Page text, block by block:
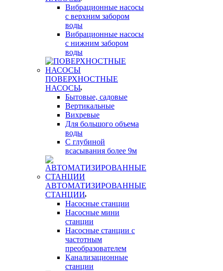
Вибрационные насосы
с верхним забором
воды
Вибрационные насосы
с нижним забором
воды
ПОВЕРХНОСТНЫЕ
НАСОСЫ
Бытовые, садовые
Вертикальные
Вихревые
Для большого объема
воды
С глубиной
всасывания более 9м
АВТОМАТИЗИРОВАННЫЕ
СТАНЦИИ
Насосные станции
Насосные мини
станции
Насосные станции с
частотным
преобразователем
Канализационные
станции